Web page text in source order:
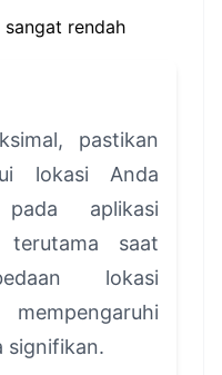
rendah
pastikan
lokasi Anda
aplikasi
terutama saat
lokasi
signifikan.